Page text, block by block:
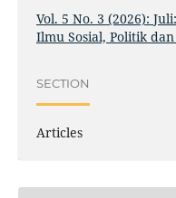
Vol. 5 No. 3 (2026):
Ilmu Sosial, Politik
SECTION
Articles